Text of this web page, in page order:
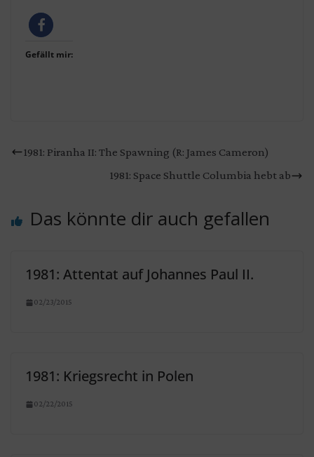
Gefällt mir:
1981: Piranha II: The Spawning (R: James Cameron)
1981: Space Shuttle Columbia hebt ab
Das könnte dir auch gefallen
1981: Attentat auf Johannes Paul II.
02/23/2015
1981: Kriegsrecht in Polen
02/22/2015